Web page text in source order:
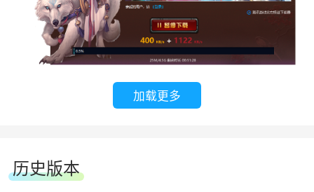
式分散在海洋之上。
4.成长追求：
无论是角色本身，还是装备、技能、宠物、声
价，全面概括每一名玩家的综合实力。高端玩家将
在游戏中享受到至尊的成就感。
加载更多
历史版本